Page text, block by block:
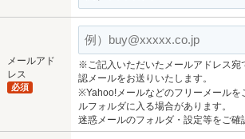
メールアド
レス
必須
※ご記入いただいたメールアドレス宛
認メールをお送りいたします。
※Yahoo!メールなどのフリーメールを
ルフォルダに入る場合があります。
迷惑メールのフォルダ・設定等をご確